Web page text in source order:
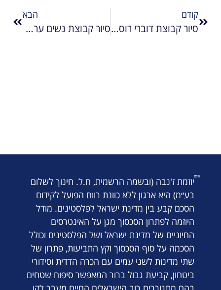
קודם
סיור קבוצת דוברי רוסית במזרח ירושלים
הבא
סיור קבוצת נשים ערביות
יוזמת ז'נבה (ובשמה הרשמית, ח.ל. חינוך לשלום
בע״מ) היא ארגון ללא כוונת רווח הפועל לקידום
הסכם קבע בין מדינת ישראל לפלסטינים. מודל
היוזמה לפתרון הסכסוך מגן על האינטרסים
החיוניים של מדינת ישראל ושל הפלסטינים וכולל
הסכמה על סוף הסכסוך וקץ התביעות, פתרון של
שתי מדינות לשני עמים עם הכרה הדדית וסידורי
ביטחון, קביעת גבול ברור המאפשר סיפוח שטחים